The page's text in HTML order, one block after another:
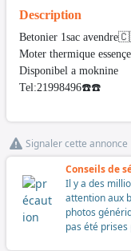
Description
Betonier 1sac
Moter thermique essençe
Disponibel a moknine
Tel:21998496☎️☎️
Signaler cette annonce
Conseils de
Il y a des
attention aux
photos
pas été